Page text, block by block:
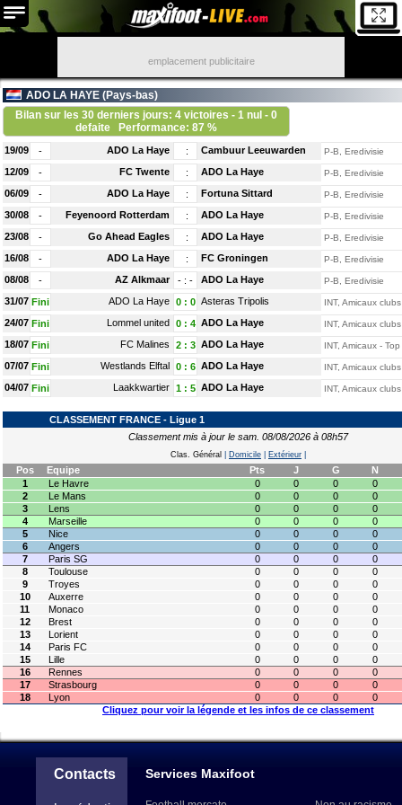
emplacement publicitaire
ADO LA HAYE (Pays-bas)
Bilan sur les 30 derniers jours: 4 victoires - 1 nul - 0
defaite
Performance: 87 %
19/09 - ADO La Haye : Cambuur Leeuwarden P-B, Eredivisie
12/09 - FC Twente : ADO La Haye P-B, Eredivisie
06/09 - ADO La Haye : Fortuna Sittard P-B, Eredivisie
30/08 - Feyenoord Rotterdam : ADO La Haye P-B, Eredivisie
23/08 - Go Ahead Eagles : ADO La Haye P-B, Eredivisie
16/08 - ADO La Haye : FC Groningen P-B, Eredivisie
08/08 - AZ Alkmaar - : - ADO La Haye P-B, Eredivisie
31/07 Fini ADO La Haye 0: 0 Asteras Tripolis INT, Amicaux clubs
24/07 Fini Lommel united 0: 4 ADO La Haye INT, Amicaux clubs
18/07 Fini FC Malines 2: 3 ADO La Haye INT, Amicaux -
07/07 Fini Westlands Elftal 0: 6 ADO La Haye INT, Amicaux clubs
04/07 Fini Laakkwartier 1: 5 ADO La Haye INT, Amicaux clubs
CLASSEMENT FRANCE - Ligue 1
Classement mis à jour le sam. 08/08/2026 à 08h57
Clas. Général Domicile Extérieur
Pos Equipe Pts J G
N
1
Le Havre 0 0 0
0
2
Le Mans 0 0 0
0
3
Lens 0 0 0
0
4
Marseille 0 0 0
0
5
Nice 0 0 0
0
6
Angers 0 0 0
0
7
Paris SG 0 0 0
0
8
Toulouse 0 0 0
0
9
Troyes 0 0 0
0
10
Auxerre 0 0 0
0
11
Monaco 0 0 0
0
12
Brest 0 0 0
0
13
Lorient 0 0 0
0
14
Paris FC 0 0 0
0
15
Lille 0 0 0
0
16
Rennes 0 0 0
0
17
Strasbourg 0 0 0
0
18
Lyon 0 0 0
0
Cliquez pour voir la légende et les infos de ce classement
Contacts Services Maxifoot